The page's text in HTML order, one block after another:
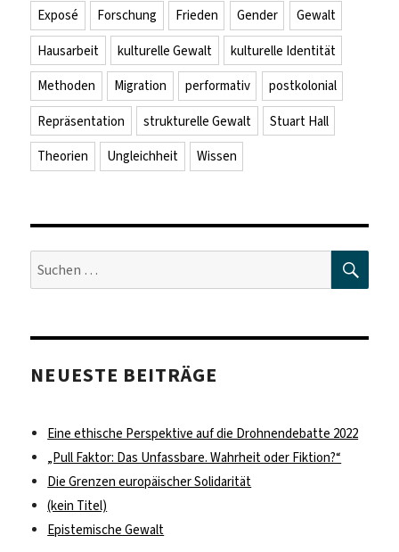
Exposé
Forschung Frieden Gender
Gewalt
Hausarbeit
kulturelle Gewalt
kulturelle Identität
Methoden
Migration performativ
postkolonial
Repräsentation
strukturelle Gewalt
Stuart Hall
Theorien
Ungleichheit Wissen
Suche
nach:
NEUESTE BEITRÄGE
Eine ethische Perspektive auf die Drohnendebatte 2022
„Pull Faktor: Das Unfassbare. Wahrheit oder Fiktion?“
Die Grenzen europäischer Solidarität
(kein Titel)
Epistemische Gewalt